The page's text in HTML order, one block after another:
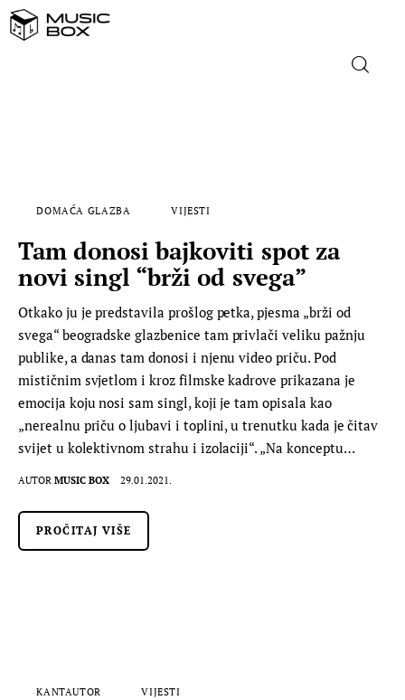
FILM
MUSIC BOX
DOMAĆA GLAZBA VIJESTI
Tam donosi bajkoviti spot za
novi singl “brži od svega”
Otkako ju je predstavila prošlog petka, pjesma „brži od
svega“ beogradske glazbenice tam privlači veliku pažnju
publike, a danas tam donosi i njenu video priču. Pod
mističnim svjetlom i kroz filmske kadrove prikazana je
emocija koju nosi sam singl, koji je tam opisala kao
„nerealnu priču o ljubavi i toplini, u trenutku kada je čitav
svijet u kolektivnom strahu i izolaciji“. „Na konceptu…
AUTOR MUSIC BOX 29.01.2021.
PROČITAJ VIŠE
KANTAUTOR VIJESTI